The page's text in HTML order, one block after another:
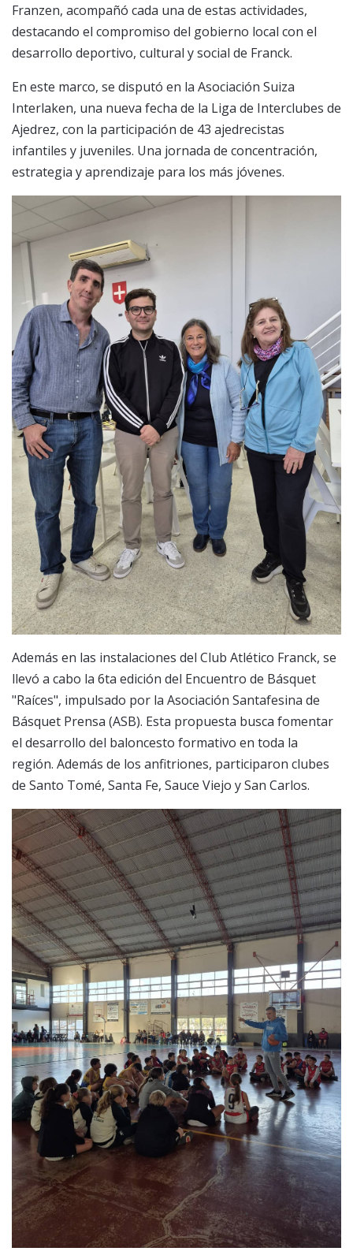
Franzen, acompañó cada una de estas actividades,
destacando el compromiso del gobierno local con el
desarrollo deportivo, cultural y social de Franck.
En este marco, se disputó en la Asociación Suiza
Interlaken, una nueva fecha de la Liga de Interclubes de
Ajedrez, con la participación de 43 ajedrecistas
infantiles y juveniles. Una jornada de concentración,
estrategia y aprendizaje para los más jóvenes.
Además en las instalaciones del Club Atlético Franck, se
llevó a cabo la 6ta edición del Encuentro de Básquet
"Raíces", impulsado por la Asociación Santafesina de
Básquet Prensa (ASB). Esta propuesta busca fomentar
el desarrollo del baloncesto formativo en toda la
región. Además de los anfitriones, participaron clubes
de Santo Tomé, Santa Fe, Sauce Viejo y San Carlos.